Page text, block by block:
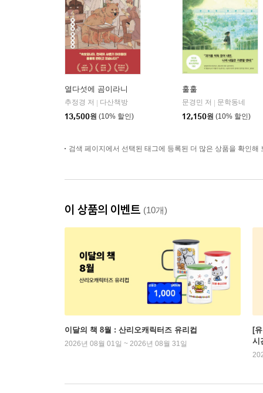
열다섯에 곰이라니
추정경 저
다산책방
13,500원 (10% 할인)
훌훌
문경민 저
문학동네
12,150원 (10% 할인)
검색 페이지에서 선택된 태그에 등록된 더 많은 상품을 확인해
이 상품의 이벤트 (10개)
이달의 책 8월 : 산리오캐릭터즈 유리컵
2026년 08월 01일 ~ 2026년 08월 31일
[
시